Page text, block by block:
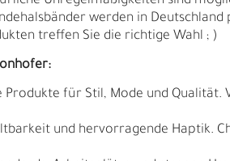
werden in
treffen Sie die richtige Wahl ; )
für Stil, Mode und Qualität.
und hervorragende Haptik.